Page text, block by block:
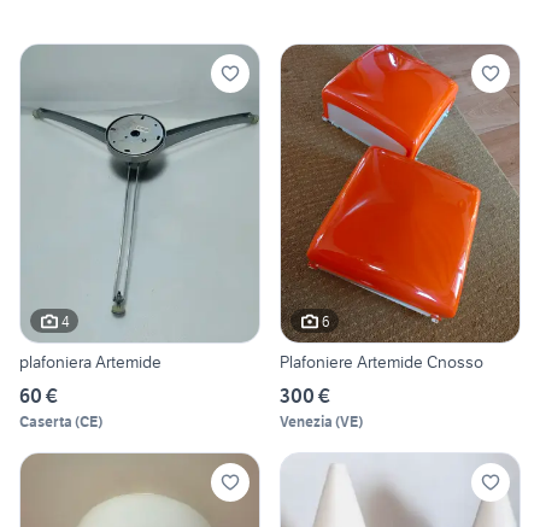
4
plafoniera Artemide
60 €
Caserta (CE)
6
Plafoniere Artemide Cnosso
300 €
Venezia (VE)